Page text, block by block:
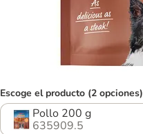
Escoge el producto (2 opciones)
Pollo 200 g
635909.5